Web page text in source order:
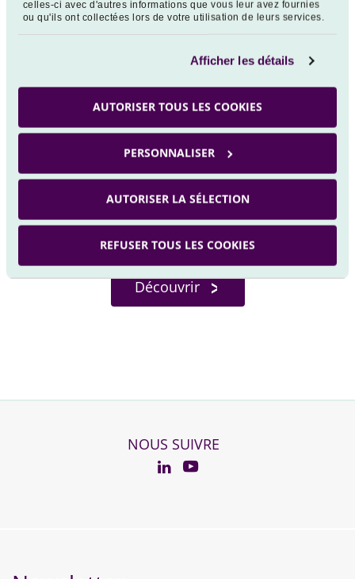
celles-ci avec d'autres informations que vous leur avez fournies
ou qu'ils ont collectées lors de votre utilisation de leurs services.
Afficher les détails
AUTORISER TOUS LES COOKIES
PERSONNALISER
AUTORISER LA SÉLECTION
REFUSER TOUS LES COOKIES
GOUVERNANCE
membres du Comité de Direction pour assurer une
gouvernance de qualité, impliquée dans
la politique Responsabilité Sociétale de l'Entreprise
Découvrir
NOUS SUIVRE
LinkedinYouTube